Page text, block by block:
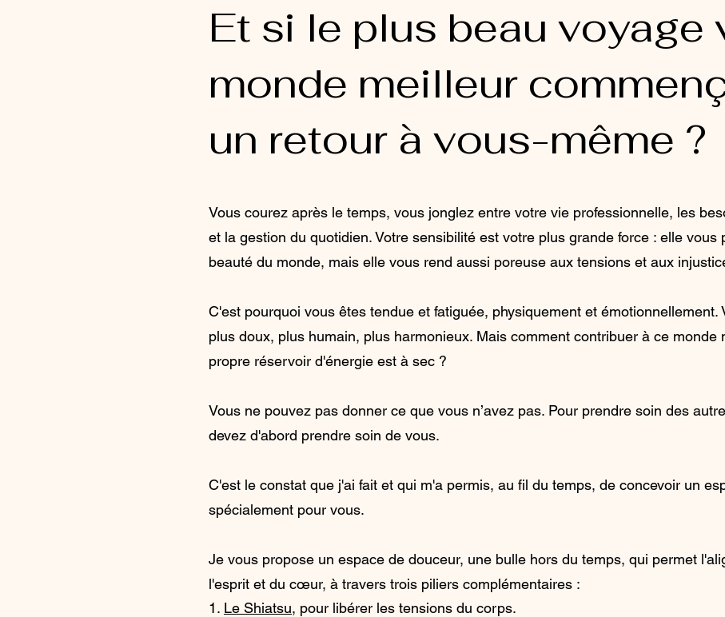
Et si le plus beau voyage
monde meilleur
un retour à vous-même ?
Vous courez après le temps, vous jonglez entre votre vie professionnelle, les
et la gestion du quotidien. Votre sensibilité est votre plus grande force : elle vous
beauté du monde, mais elle vous rend aussi poreuse aux tensions et aux
C'est pourquoi vous êtes tendue et fatiguée, physiquement et émotionnellement.
plus doux, plus humain, plus harmonieux. Mais comment contribuer à ce monde
propre réservoir d'énergie est à sec ?
Vous ne pouvez pas donner ce que vous n’avez pas. Pour prendre soin des
devez d'abord prendre soin de vous.
C'est le constat que j'ai fait et qui m'a permis, au fil du temps, de concevoir un
spécialement pour vous.
Je vous propose un espace de douceur, une bulle hors du temps, qui permet
l'esprit et du cœur, à travers trois piliers complémentaires :
1. Le Shiatsu, pour libérer les tensions du corps.